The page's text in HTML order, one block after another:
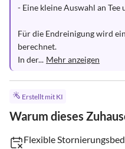
- Eine kleine Auswahl an Tee
Für die Endreinigung wird
berechnet.
In der... Mehr anzeigen
Erstellt mit KI
Warum dieses
Flexible